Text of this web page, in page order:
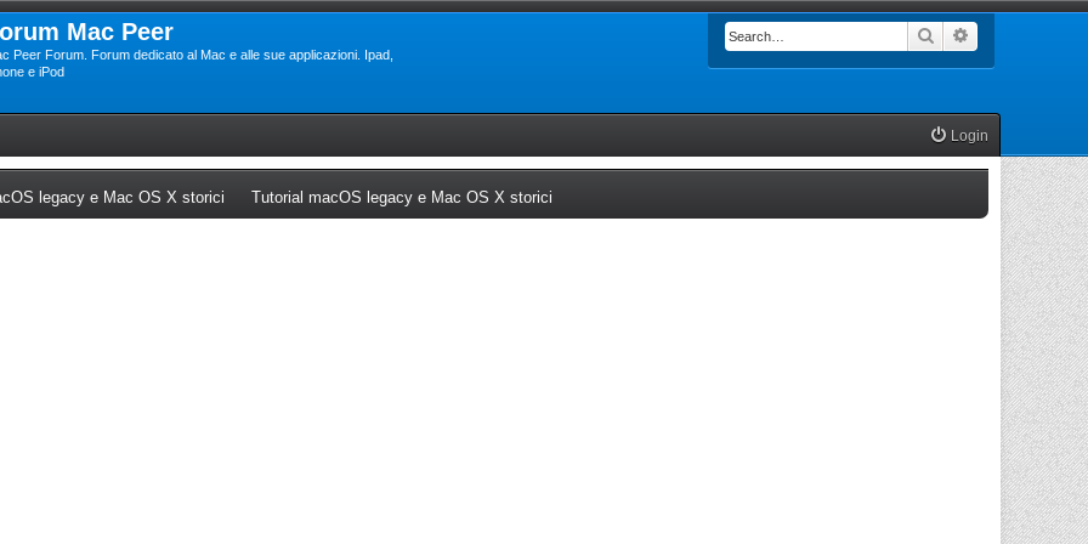
Mac Peer
Peer Forum. Forum dedicato al Mac e alle sue applicazioni. Ipad,
e iPod
Search
Login
tab)legacy e Mac OS X storici (Opens a new tab)
Tutorial macOS legacy e Mac OS X storici